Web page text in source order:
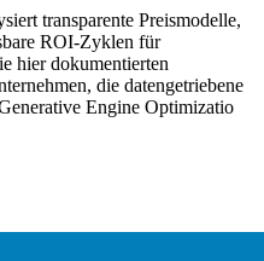
transparente Preismodelle,
ROI-Zyklen für
hier dokumentierten
die datengetriebene
Engine Optimizatio